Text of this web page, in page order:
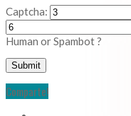
Captcha:
Human or Spambot ?
Comparte!